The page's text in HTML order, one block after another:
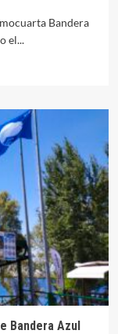
Bandera
el...
Bandera Azul